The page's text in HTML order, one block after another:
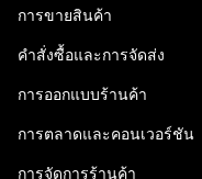
การขายสินค้า
คำสั่งซื้อและการจัดส่ง
การออกแบบร้านค้า
การตลาดและคอนเวอร์ชัน
การจัดการร้านค้า